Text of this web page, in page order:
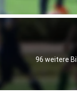
96 weitere